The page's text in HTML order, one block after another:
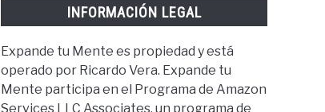
INFORMACIÓN LEGAL
Expande tu Mente es propiedad y está
operado por Ricardo Vera. Expande tu
Mente participa en el Programa de Amazon
Services LLC Associates, un programa de